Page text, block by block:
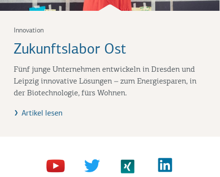
Innovation
Zukunftslabor Ost
Fünf junge Unternehmen entwickeln in Dresden und
Leipzig innovative Lösungen – zum Energiesparen, in
der Biotechnologie, fürs Wohnen.
Artikel lesen